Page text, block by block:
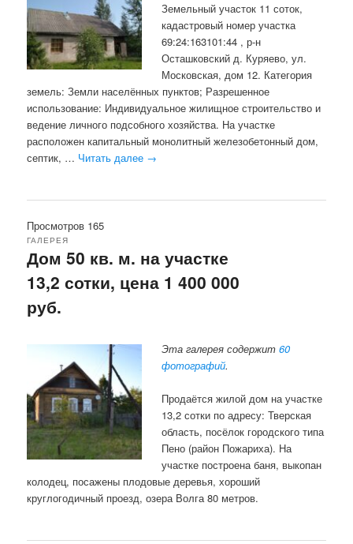
Земельный участок 11 соток,
кадастровый номер участка
69:24:163101:44 , р-н
Осташковский д. Куряево, ул.
Московская, дом 12. Категория
земель: Земли населённых пунктов; Разрешенное
использование: Индивидуальное жилищное строительство и
ведение личного подсобного хозяйства. На участке
расположен капитальный монолитный железобетонный дом,
септик, … Читать далее →
Просмотров 165
Дом 50 кв. м. на участке
13,2 сотки, цена 1 400 000
руб.
ГАЛЕРЕЯ
Эта галерея содержит60
фотографий.
Продаётся жилой дом на участке
13,2 сотки по адресу: Тверская
область, посёлок городского типа
Пено (район Пожариха). На
участке построена баня, выкопан
колодец, посажены плодовые деревья, хороший
круглогодичный проезд, озера Волга 80 метров.